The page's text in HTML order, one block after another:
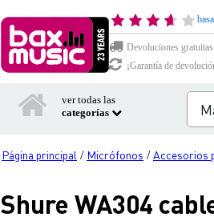
Devoluciones gratuitas
¡Garantía de
ver todas las
categorías
Página principal / Micrófonos /Accesorios
Shure WA304